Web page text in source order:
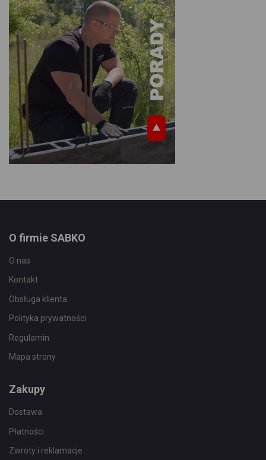
O firmie SABKO
O nas
Kontakt
Obsługa klienta
Polityka prywatności
Regulamin
Mapa strony
Zakupy
Dostawa
Płatności
Zwroty i reklamacje